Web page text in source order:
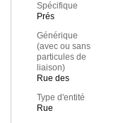
Spécifique
Prés
Générique
(avec ou sans
particules de
liaison)
Rue des
Type d'entité
Rue